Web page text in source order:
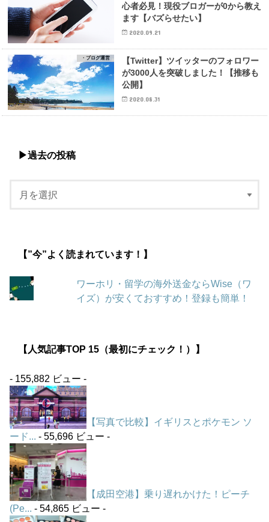
心者必見！現役ブロガーが0から教え
ます【バズらせたい】
2020.09.21
・ブログ運営
【Twitter】ツイッターのフォロワー
が3000人を突破しました！【推移も
公開】
2020.08.31
▶︎過去の投稿
【”今”よく読まれています！】
ワーホリ・留学の海外送金ならWise（ワ
イズ）が安くておすすめ！登録も簡単！
【人気記事TOP 15（最初にチェック！）】
- 155,882 ビュー -
【写真で比較】イギリスとポケモン ソ
ード... - 55,696 ビュー -
【成田空港】乗り遅れかけた！ピーチ
(Pe... - 54,865 ビュー -